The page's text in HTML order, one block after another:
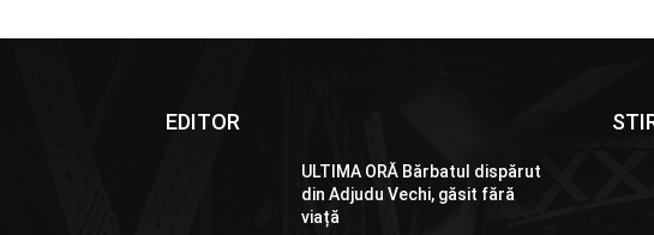
EDITOR
ULTIMA ORĂ Bărbatul dispărut
din Adjudu Vechi, găsit fără
viață